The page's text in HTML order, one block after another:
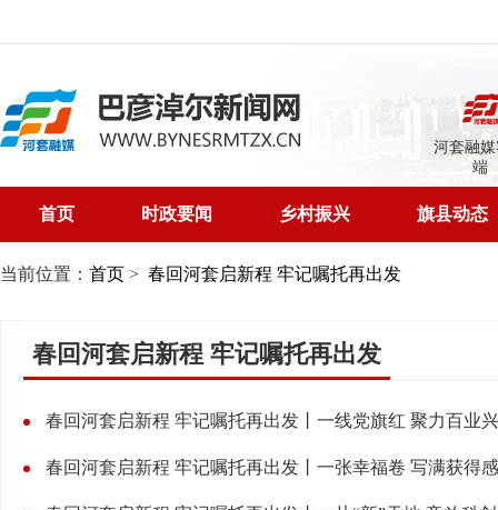
河套融
端
首页 时政要闻 乡村振兴 旗县动态
当前位置： 首页 > 春回河套启新程 牢记嘱托再出发
春回河套启新程 牢记嘱托再出发